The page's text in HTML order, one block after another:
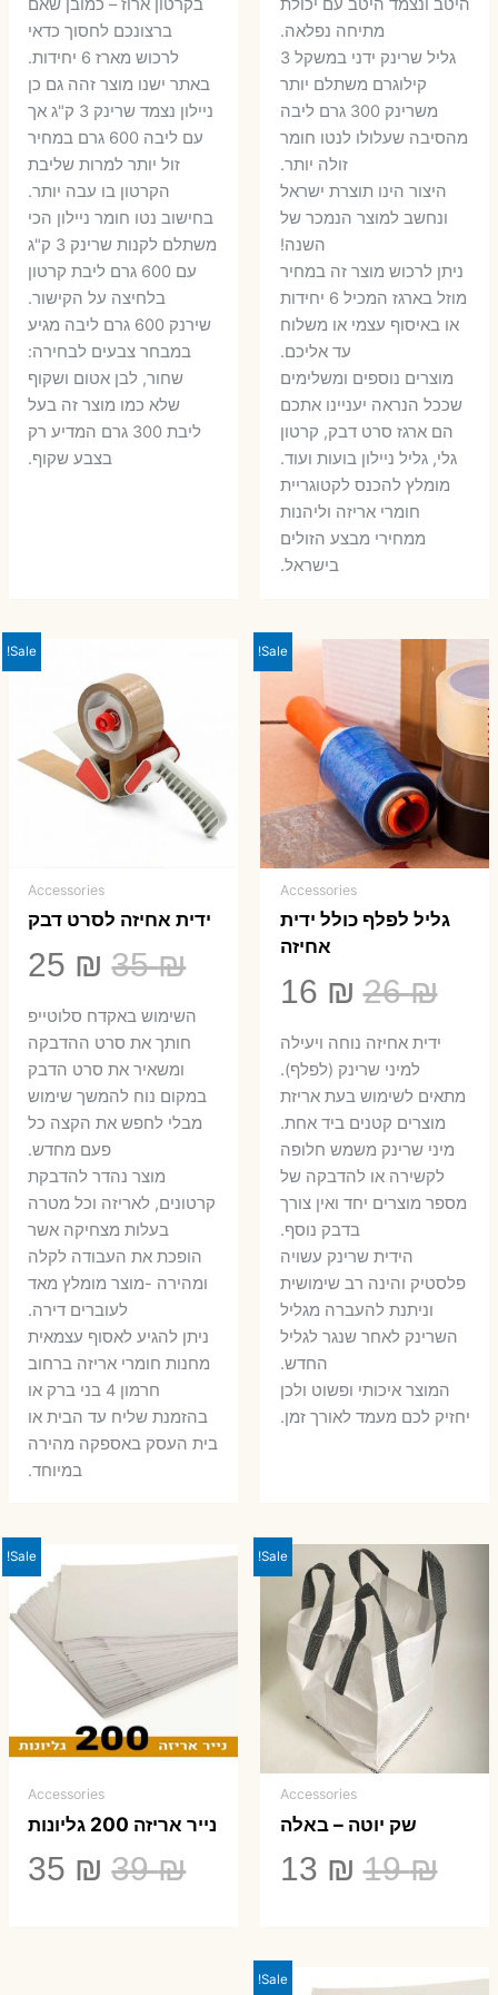
היטב ונצמד היטב עם יכולת
מתיחה נפלאה.
גליל שרינק ידני במשקל 3
קילוגרם משתלם יותר
משרינק 300 גרם ליבה
מהסיבה שעלולו לנטו חומר
זולה יותר.
היצור הינו תוצרת ישראל
ונחשב למוצר הנמכר של
השנה!
ניתן לרכוש מוצר זה במחיר
מוזל בארגז המכיל 6 יחידות
או באיסוף עצמי או משלוח
עד אליכם.
מוצרים נוספים ומשלימים
שככל הנראה יעניינו אתכם
הם ארגז סרט דבק, קרטון
גלי, גליל ניילון בועות ועוד.
מומלץ להכנס לקטוגריית
חומרי אריזה וליהנות
ממחירי מבצע הזולים
בישראל.
בקרטון ארוז – כמובן שאם
ברצונכם לחסוך כדאי
לרכוש מארז 6 יחידות.
באתר ישנו מוצר זהה גם כן
ניילון נצמד שרינק 3 ק"ג אך
עם ליבה 600 גרם במחיר
זול יותר למרות שליבת
הקרטון בו עבה יותר.
בחישוב נטו חומר ניילון הכי
משתלם לקנות שרינק 3 ק"ג
עם 600 גרם ליבת קרטון
בלחיצה על הקישור.
שירנק 600 גרם ליבה מגיע
במבחר צבעים לבחירה:
שחור, לבן אטום ושקוף
שלא כמו מוצר זה בעל
ליבת 300 גרם המדיע רק
בצבע שקוף.
Sale!
Accessories
גליל לפלף כולל ידית
אחיזה
26₪
המחיר
המקורי
היה:
26 ₪.
16 ₪
הנוכחי
ידית אחיזה נוחה ויעילה
למיני שרינק (לפלף).
מתאים לשימוש בעת אריזת
מוצרים קטנים ביד אחת.
​מיני שרינק משמש חלופה
לקשירה או להדבקה של
מספר מוצרים יחד ואין צורך
בדבק נוסף.
הידית שרינק עשויה
פלסטיק והינה רב שימושית
וניתנת להעברה מגליל
השרינק לאחר שנגר לגליל
החדש.
המוצר איכותי ופשוט ולכן
יחזיק לכם מעמד לאורך זמן.
Sale!
Accessories
ידית אחיזה לסרט דבק
35₪
המחיר
המקורי
היה:
35 ₪.
25 ₪
₪.
השימוש באקדח סלוטייפ
חותך את סרט ההדבקה
ומשאיר את סרט הדבק
במקום נוח להמשך שימוש
מבלי לחפש את הקצה כל
פעם מחדש.
מוצר נהדר להדבקת
קרטונים, לאריזה וכל מטרה
בעלות מצחיקה אשר
הופכת את העבודה לקלה
ומהירה -מוצר מומלץ מאד
לעוברים דירה.
ניתן להגיע לאסוף עצמאית
מחנות חומרי אריזה ברחוב
חרמון 4 בני ברק או
בהזמנת שליח עד הבית או
בית העסק באספקה מהירה
במיוחד.
Sale!
Accessories
שק יוטה – באלה
19₪
המחיר
13 ₪
הוא:
Sale!
Accessories
נייר אריזה 200 גליונות
39₪
המחיר
35 ₪
Sale!